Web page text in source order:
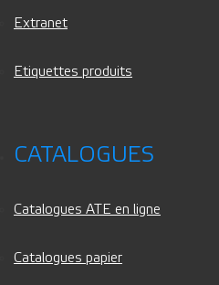
Extranet
Etiquettes produits
CATALOGUES
Catalogues ATE en ligne
Catalogues papier